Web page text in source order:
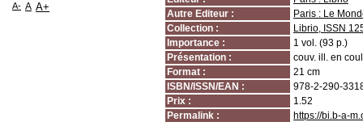
Autre Editeur :
Paris : Le
Collection :
Librio, ISSN
Importance :
1 vol. (93 p.)
Présentation :
couv. ill. en
Format :
21 cm
ISBN/ISSN/EAN :
978-2-290-
Prix :
1.52
Permalink :
https://bi.b-a-
A- A A+